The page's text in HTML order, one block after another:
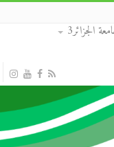
الجزائر3